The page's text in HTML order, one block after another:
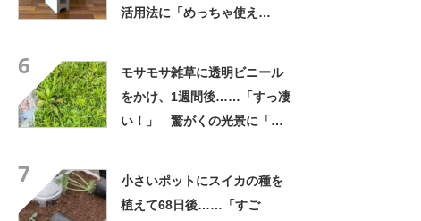
活用法に「めっちゃ使え
6
モサモサ雑草に透明ビニール
をかけ、1週間後……「すっ凄
い！」 驚がくの光景に「半
7
小さいポットにスイカの種を
植えて68日後……「すご